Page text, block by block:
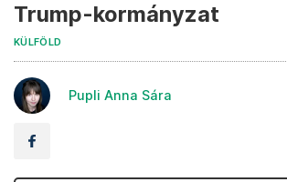
Trump-kormányzat
KÜLFÖLD
Pupli Anna Sára